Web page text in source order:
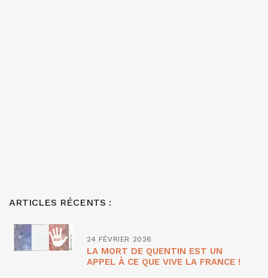
ARTICLES RÉCENTS :
24 FÉVRIER 2026
LA MORT DE QUENTIN EST UN
APPEL À CE QUE VIVE LA FRANCE !